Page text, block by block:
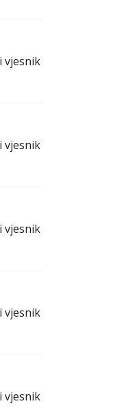
- 17.7.2026.
- 10.7.2026.
- 3.7.2026.
- 26.6.2026.
- 19.6.2026.